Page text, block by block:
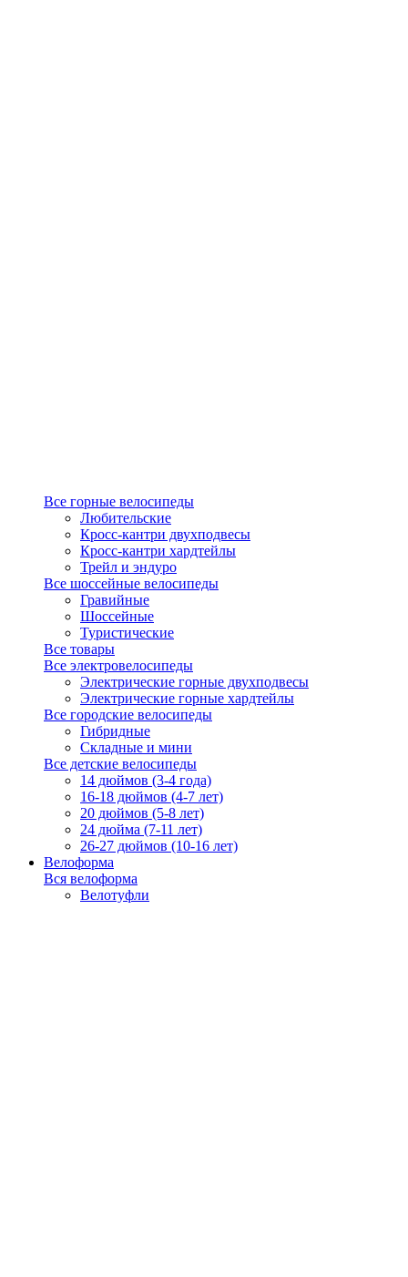
Все горные велосипеды
Любительские
Кросс-кантри двухподвесы
Кросс-кантри хардтейлы
Трейл и эндуро
Все шоссейные велосипеды
Гравийные
Шоссейные
Туристические
Все товары
Все электровелосипеды
Электрические горные двухподвесы
Электрические горные хардтейлы
Все городские велосипеды
Гибридные
Складные и мини
Все детские велосипеды
14 дюймов (3-4 года)
16-18 дюймов (4-7 лет)
20 дюймов (5-8 лет)
24 дюйма (7-11 лет)
26-27 дюймов (10-16 лет)
Велоформа
Вся велоформа
Велотуфли